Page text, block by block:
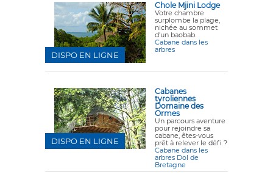
Chole Mjini Lodge
Votre chambre
surplombe la plage,
nichée au sommet
d'un baobab.
Cabane dans les
arbres
DISPO EN LIGNE
Cabanes
tyroliennes
Domaine des
Ormes
Un parcours aventure
pour rejoindre sa
cabane, êtes-vous
prêt à relever le défi ?
Cabane dans les
arbres Dol de
Bretagne
DISPO EN LIGNE